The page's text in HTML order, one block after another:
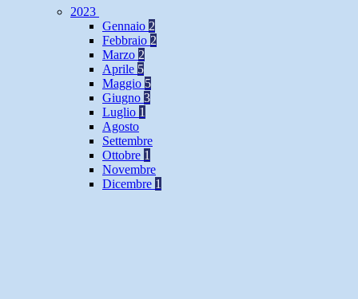
2023
Gennaio 2
Febbraio 2
Marzo 2
Aprile 5
Maggio 5
Giugno 3
Luglio 1
Agosto
Settembre
Ottobre 1
Novembre
Dicembre 1